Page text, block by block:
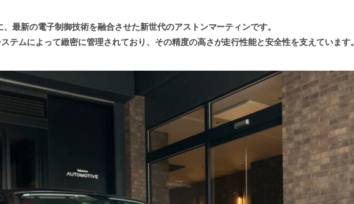
最新の電子制御技術を融合させた新世代のアストンマーティンです。
テムによって緻密に管理されており、その精度の高さが走行性能と安全性を支えています。